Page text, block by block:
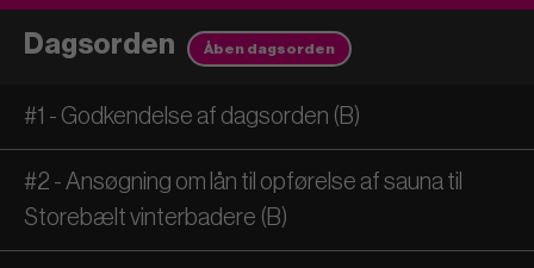
Dagsorden Åben dagsorden
#1 - Godkendelse af dagsorden (B)
#2 - Ansøgning om lån til opførelse af sauna til
Storebælt vinterbadere (B)